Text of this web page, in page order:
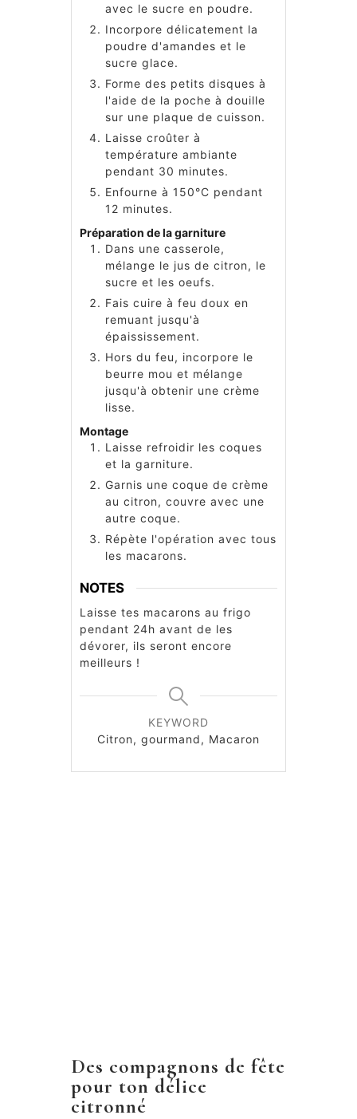
avec le sucre en poudre.
Incorpore délicatement la
poudre d'amandes et le
sucre glace.
Forme des petits disques à
l'aide de la poche à douille
sur une plaque de cuisson.
Laisse croûter à
température ambiante
pendant 30 minutes.
Enfourne à 150°C pendant
12 minutes.
Préparation de la garniture
Dans une casserole,
mélange le jus de citron, le
sucre et les oeufs.
Fais cuire à feu doux en
remuant jusqu'à
épaississement.
Hors du feu, incorpore le
beurre mou et mélange
jusqu'à obtenir une crème
lisse.
Montage
Laisse refroidir les coques
et la garniture.
Garnis une coque de crème
au citron, couvre avec une
autre coque.
Répète l'opération avec tous
les macarons.
NOTES
Laisse tes macarons au frigo
pendant 24h avant de les
dévorer, ils seront encore
meilleurs !
KEYWORD
Citron, gourmand, Macaron
Des compagnons de fête
pour ton délice
citronné